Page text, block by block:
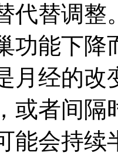
代替调整
功能下降
月经的
或者间
能会持续